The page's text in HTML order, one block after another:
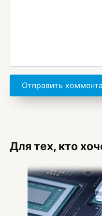
Для тех, кто